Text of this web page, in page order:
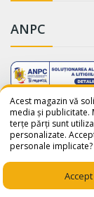
Salut! Cum te
ne pe WhatsApp!
📞 +40759110001
ANPC
© 2026 - avatar-
Acest magazin vă
media și publicitate.
terțe părți sunt
personalizate.
personale implicate?
Accept